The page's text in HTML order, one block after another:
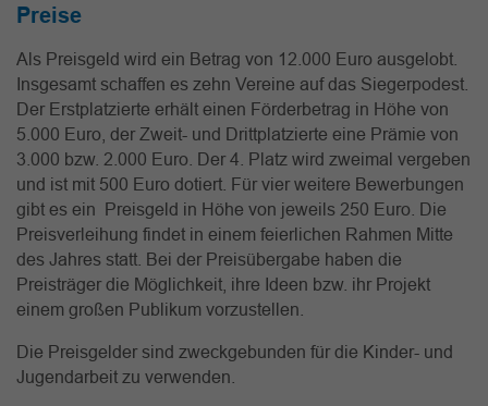
Preise
Als Preisgeld wird ein Betrag von 12.000 Euro ausgelobt.
Insgesamt schaffen es zehn Vereine auf das Siegerpodest.
Der Erstplatzierte erhält einen Förderbetrag in Höhe von
5.000 Euro, der Zweit- und Drittplatzierte eine Prämie von
3.000 bzw. 2.000 Euro. Der 4. Platz wird zweimal vergeben
und ist mit 500 Euro dotiert. Für vier weitere Bewerbungen
gibt es ein Preisgeld in Höhe von jeweils 250 Euro. Die
Preisverleihung findet in einem feierlichen Rahmen Mitte
des Jahres statt. Bei der Preisübergabe haben die
Preisträger die Möglichkeit, ihre Ideen bzw. ihr Projekt
einem großen Publikum vorzustellen.
Die Preisgelder sind zweckgebunden für die Kinder- und
Jugendarbeit zu verwenden.